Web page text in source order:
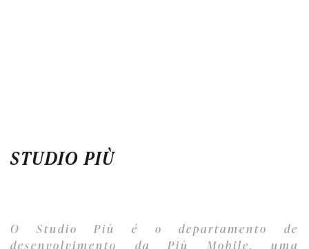
STUDIO PIÙ
O Studio Più é o departamento de
desenvolvimento da Più Mobile, uma